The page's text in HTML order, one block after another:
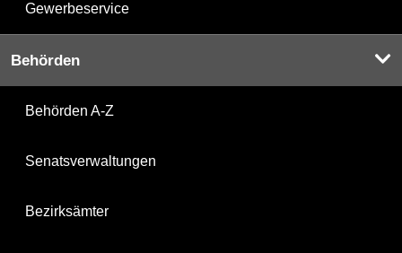
Gewerbeservice
Behörden
Behörden A-Z
Senatsverwaltungen
Bezirksämter